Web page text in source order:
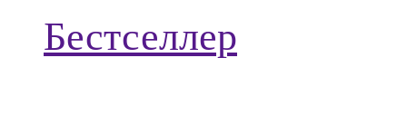
Бестселлер